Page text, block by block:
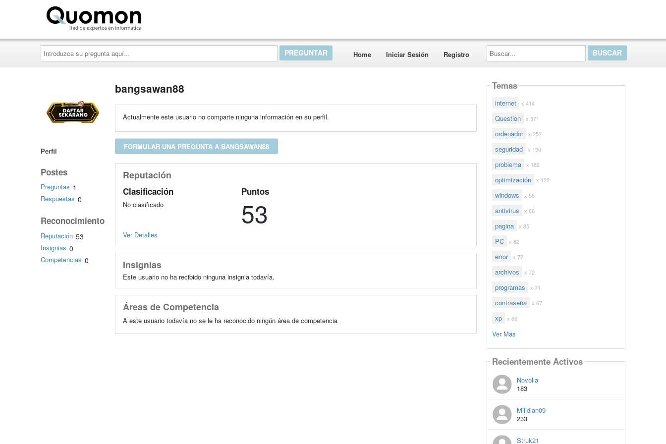
Introduzca
su
pregunta
aquí...
Home Iniciar Sesión Registro
Buscar...
Perfil
Postes
Preguntas 1
Respuestas 0
Reconocimiento
Reputación 53
Insignias 0
Competencias 0
bangsawan88
Actualmente este usuario no comparte ninguna información en su perfil.
FORMULAR UNA PREGUNTA A BANGSAWAN88
Reputación
Clasificación
No clasificado
Puntos
53
Ver Detalles
Insignias
Este usuario no ha recibido ninguna insignia todavía.
Áreas de Competencia
A este usuario todavía no se le ha reconocido ningún área de competencia
Temas
internet x 414
Question x 371
ordenador x 252
seguridad x 190
problema x 182
optimización x 122
windows x 88
antivirus x 86
pagina x 85
PC x 82
error x 72
archivos x 72
programas x 71
contraseña x 67
xp x 66
Ver Más
Recientemente Activos
Novolla
183
Milidian09
233
Struk21